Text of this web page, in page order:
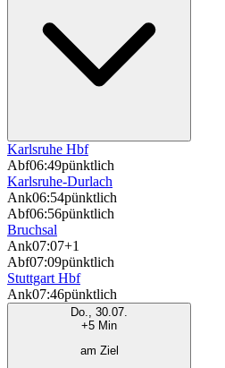
Karlsruhe Hbf
Abf06:49pünktlich
Karlsruhe-Durlach
Ank06:54pünktlich
Abf06:56pünktlich
Bruchsal
Ank07:07+1
Abf07:09pünktlich
Stuttgart Hbf
Ank07:46pünktlich
Do., 30.07.
+5 Min
am Ziel